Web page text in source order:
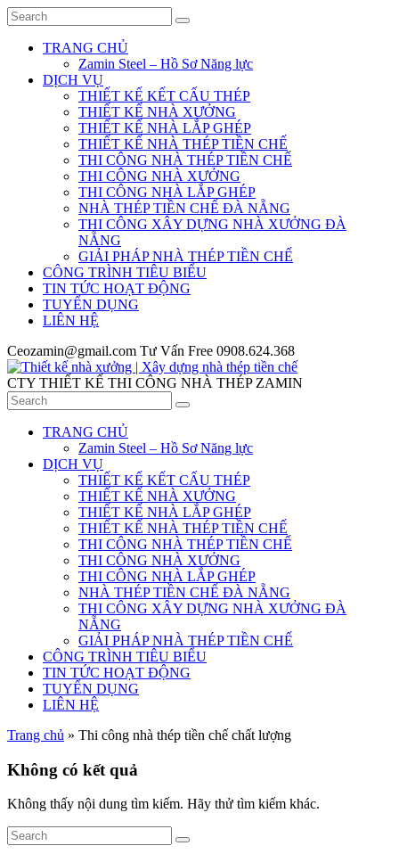
TRANG CHỦ
Zamin Steel – Hồ Sơ Năng lực
DỊCH VỤ
THIẾT KẾ KẾT CẤU THÉP
THIẾT KẾ NHÀ XƯỞNG
THIẾT KẾ NHÀ LẮP GHÉP
THIẾT KẾ NHÀ THÉP TIỀN CHẾ
THI CÔNG NHÀ THÉP TIỀN CHẾ
THI CÔNG NHÀ XƯỞNG
THI CÔNG NHÀ LẮP GHÉP
NHÀ THÉP TIỀN CHẾ ĐÀ NẴNG
THI CÔNG XÂY DỰNG NHÀ XƯỞNG ĐÀ
NẴNG
GIẢI PHÁP NHÀ THÉP TIỀN CHẾ
CÔNG TRÌNH TIÊU BIỂU
TIN TỨC HOẠT ĐỘNG
TUYỂN DỤNG
LIÊN HỆ
Ceozamin@gmail.com Tư Vấn Free 0908.624.368
CTY THIẾT KẾ THI CÔNG NHÀ THÉP ZAMIN
TRANG CHỦ
Zamin Steel – Hồ Sơ Năng lực
DỊCH VỤ
THIẾT KẾ KẾT CẤU THÉP
THIẾT KẾ NHÀ XƯỞNG
THIẾT KẾ NHÀ LẮP GHÉP
THIẾT KẾ NHÀ THÉP TIỀN CHẾ
THI CÔNG NHÀ THÉP TIỀN CHẾ
THI CÔNG NHÀ XƯỞNG
THI CÔNG NHÀ LẮP GHÉP
NHÀ THÉP TIỀN CHẾ ĐÀ NẴNG
THI CÔNG XÂY DỰNG NHÀ XƯỞNG ĐÀ
NẴNG
GIẢI PHÁP NHÀ THÉP TIỀN CHẾ
CÔNG TRÌNH TIÊU BIỂU
TIN TỨC HOẠT ĐỘNG
TUYỂN DỤNG
LIÊN HỆ
Trang chủ » Thi công nhà thép tiền chế chất lượng
Không có kết quả
Không thấy nội dung tìm kiếm. Hãy thử tìm kiếm khác.